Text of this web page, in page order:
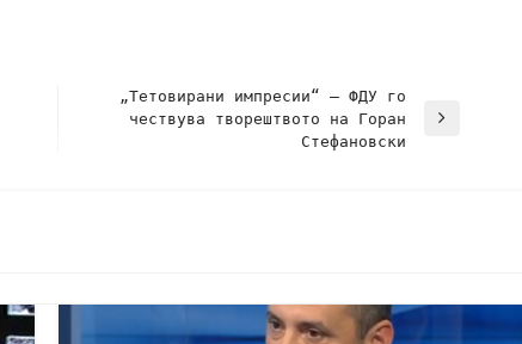
„Тетовирани импресии“ – ФДУ го
чествува творештвото на Горан
Стефановски